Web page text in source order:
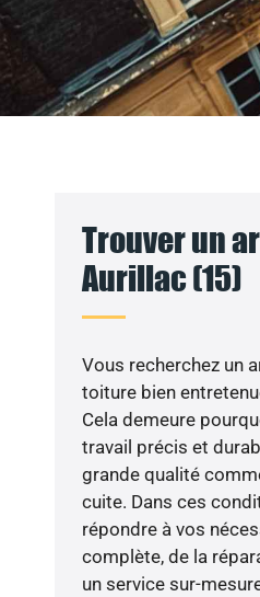
Trouver un
Aurillac (15)
Vous recherchez un
toiture bien
Cela demeure
travail précis et
grande qualité
cuite. Dans ces
répondre à vos
complète, de la
un service sur-